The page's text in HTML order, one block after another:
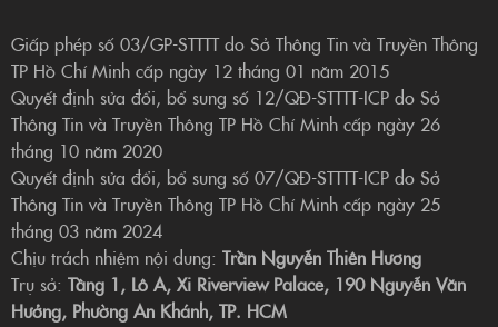
Giấp phép số 03/GP-STTTT do Sở Thông Tin và Truyền Thông
TP Hồ Chí Minh cấp ngày 12 tháng 01 năm 2015
Quyết định sửa đổi, bổ sung số 12/QĐ-STTTT-ICP do Sở
Thông Tin và Truyền Thông TP Hồ Chí Minh cấp ngày 26
tháng 10 năm 2020
Quyết định sửa đổi, bổ sung số 07/QĐ-STTTT-ICP do Sở
Thông Tin và Truyền Thông TP Hồ Chí Minh cấp ngày 25
tháng 03 năm 2024
Chịu trách nhiệm nội dung: Trần Nguyễn Thiên Hương
Trụ sở: Tầng 1, Lô A, Xi Riverview Palace, 190 Nguyễn Văn
Hưởng, Phường An Khánh, TP. HCM